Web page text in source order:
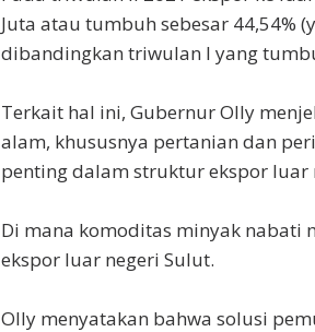
Juta atau tumbuh sebesar 44,54%
dibandingkan triwulan I yang
Terkait hal ini, Gubernur Olly
alam, khususnya pertanian dan
penting dalam struktur ekspor luar
Di mana komoditas minyak nabati
ekspor luar negeri Sulut.
Olly menyatakan bahwa solusi